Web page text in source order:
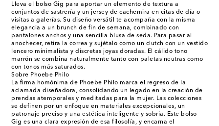
Lleva el bolso Gig para aportar un elemento de textura a
conjuntos de sastrería y un jersey de cachemira en citas de día o
visitas a galerías. Su diseño versátil te acompaña con la misma
elegancia a un brunch de fin de semana, combinado con
pantalones anchos y una sencilla blusa de seda. Para pasar al
anochecer, retira la correa y sujétalo como un clutch con un vestido
lencero minimalista y discretas joyas doradas. El cálido tono
marrón se combina naturalmente tanto con paletas neutras como
con tonos más saturados.
Sobre Phoebe Philo
La firma homónima de Phoebe Philo marca el regreso de la
aclamada diseñadora, consolidando un legado en la creación de
prendas atemporales y meditadas para la mujer. Las colecciones
se definen por un enfoque en materiales excepcionales, un
patronaje preciso y una estética inteligente y sobria. Este bolso
Gig es una clara expresión de esa filosofía, y encarna el